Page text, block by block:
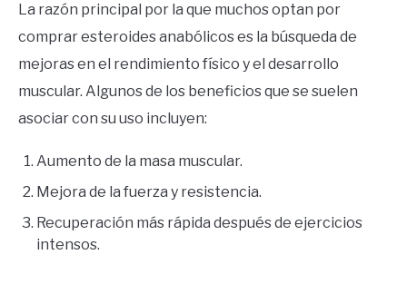
La razón principal por la que muchos optan por
comprar esteroides anabólicos es la búsqueda de
mejoras en el rendimiento físico y el desarrollo
muscular. Algunos de los beneficios que se suelen
asociar con su uso incluyen:
Aumento de la masa muscular.
Mejora de la fuerza y resistencia.
Recuperación más rápida después de ejercicios
intensos.